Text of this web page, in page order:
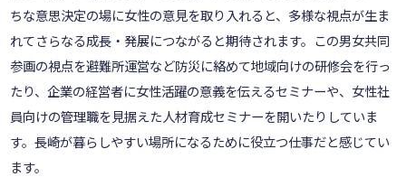
ちな意思決定の場に女性の意見を取り入れると、多様な視点が生ま
れてさらなる成長・発展につながると期待されます。この男女共同
参画の視点を避難所運営など防災に絡めて地域向けの研修会を行っ
たり、企業の経営者に女性活躍の意義を伝えるセミナーや、女性社
員向けの管理職を見据えた人材育成セミナーを開いたりしていま
す。長崎が暮らしやすい場所になるために役立つ仕事だと感じてい
ます。